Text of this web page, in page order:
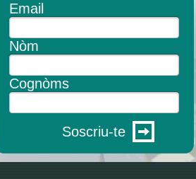
Email
Nòm
Cognòms
Soscriu-te